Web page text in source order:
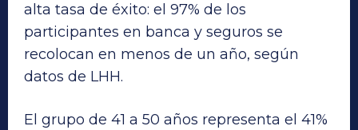
alta tasa de éxito: el 97% de los
participantes en banca y seguros se
recolocan en menos de un año, según
datos de LHH.
El grupo de 41 a 50 años representa el 41%